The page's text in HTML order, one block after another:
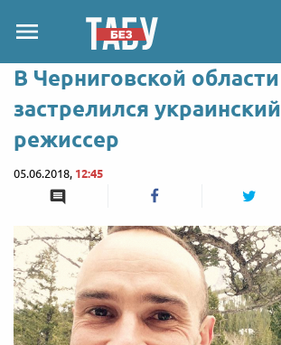
В Черниговской области
застрелился украинский
режиссер
05.06.2018, 12:45